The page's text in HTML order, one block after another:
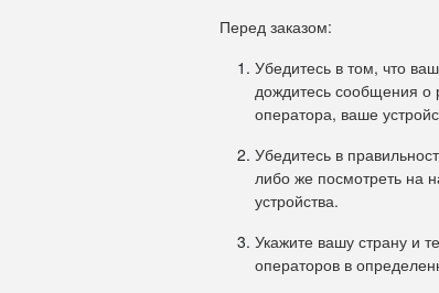
Перед заказом:
Убедитесь в том, что
дождитесь сообщения о
оператора, ваше
Убедитесь в
либо же посмотреть на
устройства.
Укажите вашу страну и
операторов в